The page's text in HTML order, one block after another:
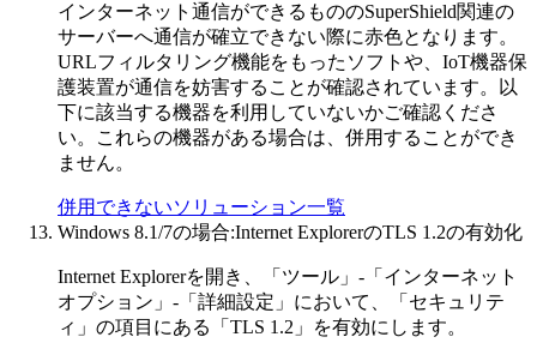
インターネット通信ができるもののSuperShield関連の
サーバーへ通信が確立できない際に赤色となります。
URLフィルタリング機能をもったソフトや、IoT機器保
護装置が通信を妨害することが確認されています。以
下に該当する機器を利用していないかご確認くださ
い。これらの機器がある場合は、併用することができ
ません。
併用できないソリューション一覧
Windows 8.1/7の場合:Internet ExplorerのTLS 1.2の有効化
Internet Explorerを開き、「ツール」-「インターネット
オプション」-「詳細設定」において、「セキュリテ
ィ」の項目にある「TLS 1.2」を有効にします。